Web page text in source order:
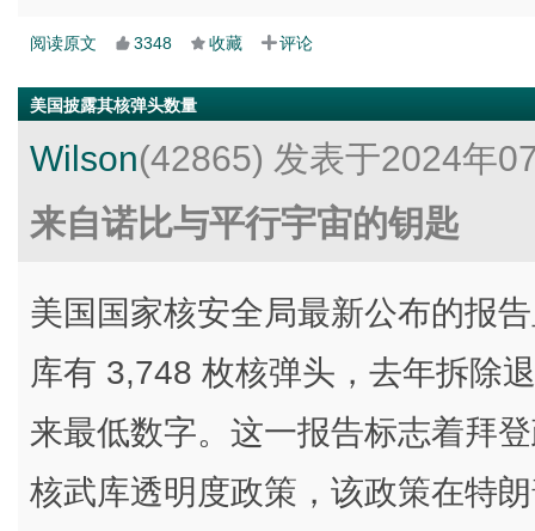
阅读原文 3348 收藏 评论
美国披露其核弹头数量
Wilson(42865) 发表于2024年
来自诺比与平行宇宙的钥匙
美国国家核安全局最新公布的报
库有 3,748 枚核弹头，去年拆除
来最低数字。这一报告标志着拜
核武库透明度政策，该政策在特